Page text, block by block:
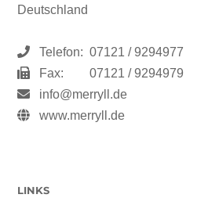
Deutschland
Telefon: 07121 / 9294977
Fax:
07121 / 9294979
info@merryll.de
www.merryll.de
LINKS